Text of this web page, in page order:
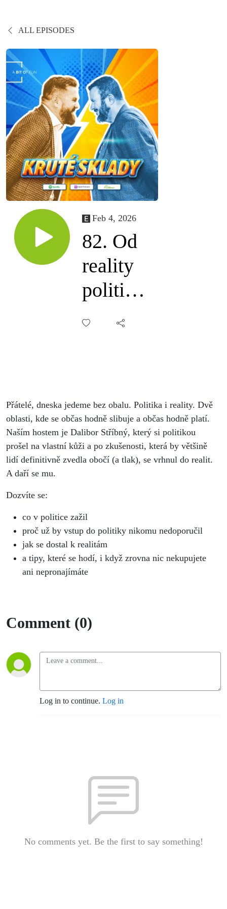
ALL EPISODES
Feb 4, 2026
82. Od
reality
politiky
do
Explicit
Reality
Přátelé, dneska jedeme bez obalu. Politika i reality. Dvě
oblasti, kde se občas hodně slibuje a občas hodně platí.
Naším hostem je Dalibor Stříbný, který si politikou
prošel na vlastní kůži a po zkušenosti, která by většině
lidí definitivně zvedla obočí (a tlak), se vrhnul do realit.
A daří se mu.
Dozvíte se:
co v politice zažil
proč už by vstup do politiky nikomu nedoporučil
jak se dostal k realitám
a tipy, které se hodí, i když zrovna nic nekupujete
ani nepronajímáte
Comment (0)
Log in to continue. Log in
No comments yet. Be the first to say something!